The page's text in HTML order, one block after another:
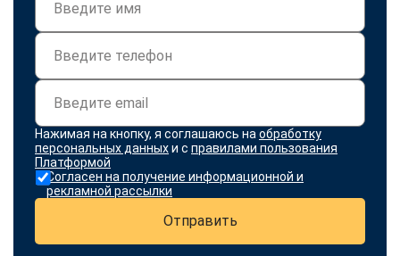
Нажимая на кнопку, я соглашаюсь на обработку
персональных данныхи с правилами пользования
Платформой
Согласен на получение информационной и
рекламной рассылки
Отправить